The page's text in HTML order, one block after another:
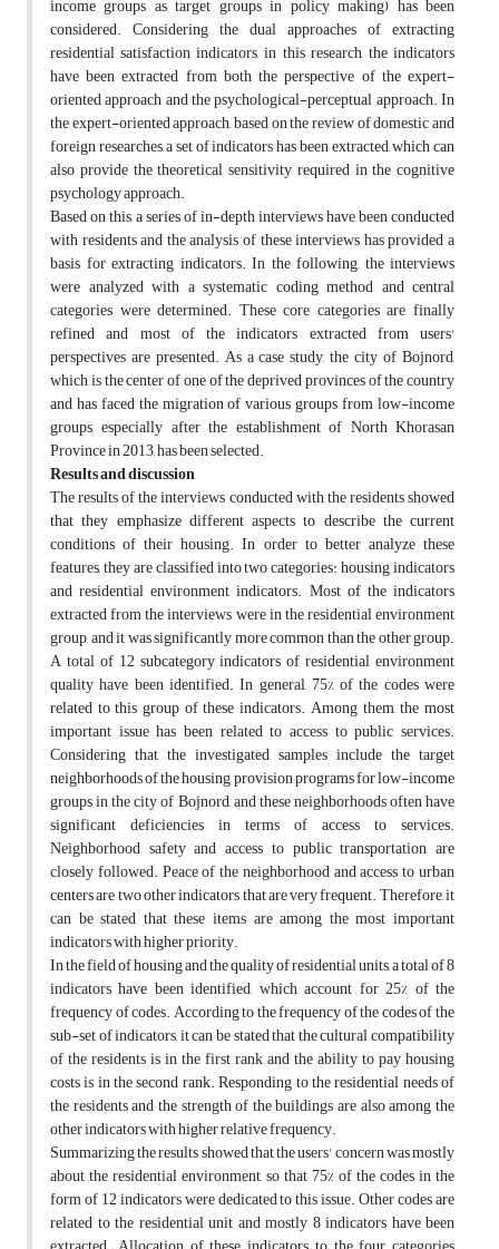
income groups as target groups in policy making) has been
considered. Considering the dual approaches of extracting
residential satisfaction indicators, in this research, the indicators
have been extracted from both the perspective of the expert-
oriented approach and the psychological-perceptual approach. In
the expert-oriented approach, based on the review of domestic and
foreign researches, a set of indicators has been extracted, which can
also provide the theoretical sensitivity required in the cognitive
psychology approach.
Based on this, a series of in-depth interviews have been conducted
with residents and the analysis of these interviews has provided a
basis for extracting indicators. In the following, the interviews
were analyzed with a systematic coding method and central
categories were determined. These core categories are finally
refined and most of the indicators extracted from users'
perspectives are presented. As a case study, the city of Bojnord,
which is the center of one of the deprived provinces of the country
and has faced the migration of various groups from low-income
groups, especially after the establishment of North Khorasan
Province in 2013, has been selected.
Results and discussion
The results of the interviews conducted with the residents showed
that they emphasize different aspects to describe the current
conditions of their housing. In order to better analyze these
features, they are classified into two categories: housing indicators
and residential environment indicators. Most of the indicators
extracted from the interviews were in the residential environment
group, and it was significantly more common than the other group.
A total of 12 subcategory indicators of residential environment
quality have been identified. In general, 75% of the codes were
related to this group of these indicators. Among them, the most
important issue has been related to access to public services.
Considering that the investigated samples include the target
neighborhoods of the housing provision programs for low-income
groups in the city of Bojnord, and these neighborhoods often have
significant deficiencies in terms of access to services.
Neighborhood safety and access to public transportation are
closely followed. Peace of the neighborhood and access to urban
centers are two other indicators that are very frequent. Therefore, it
can be stated that these items are among the most important
indicators with higher priority.
In the field of housing and the quality of residential units, a total of 8
indicators have been identified, which account for 25% of the
frequency of codes. According to the frequency of the codes of the
sub-set of indicators, it can be stated that the cultural compatibility
of the residents is in the first rank and the ability to pay housing
costs is in the second rank. Responding to the residential needs of
the residents and the strength of the buildings are also among the
other indicators with higher relative frequency.
Summarizing the results showed that the users' concern was mostly
about the residential environment, so that 75% of the codes in the
form of 12 indicators were dedicated to this issue. Other codes are
related to the residential unit and mostly 8 indicators have been